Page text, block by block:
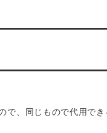
で、同じもので代用で